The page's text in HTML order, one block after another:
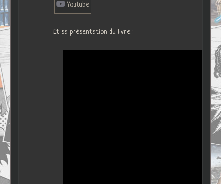
Youtube
Et sa présentation du livre :